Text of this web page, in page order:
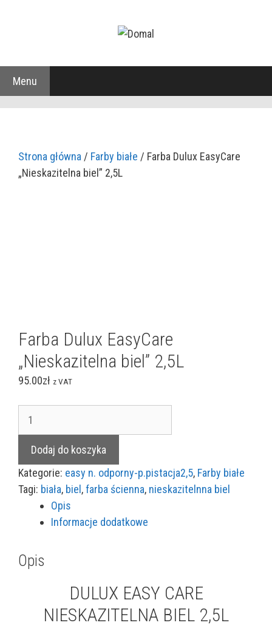
Menu
Strona główna / Farby białe / Farba Dulux EasyCare
„Nieskazitelna biel” 2,5L
Farba Dulux EasyCare
„Nieskazitelna biel” 2,5L
95.00zł z VAT
Dulux
EasyCare
"Nieskazitelna
biel"
Dodaj do koszyka
Kategorie: easy n. odporny-p.pistacja2,5, Farby białe
Tagi: biała, biel,farba ścienna, nieskazitelnna biel
Opis
Informacje dodatkowe
Opis
DULUX EASY CARE
NIESKAZITELNA BIEL 2,5L